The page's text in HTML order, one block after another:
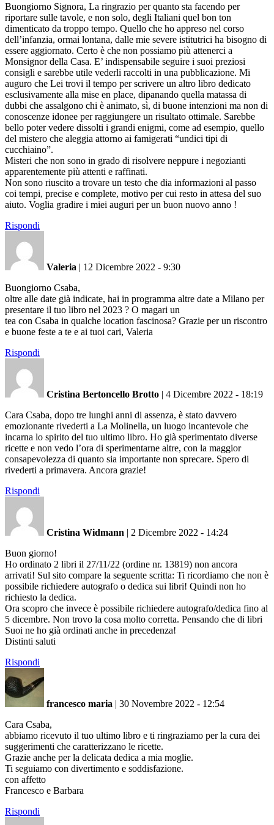
Buongiorno Signora, La ringrazio per quanto sta facendo per
riportare sulle tavole, e non solo, degli Italiani quel bon ton
dimenticato da troppo tempo. Quello che ho appreso nel corso
dell’infanzia, ormai lontana, dalle mie severe istitutrici ha bisogno di
essere aggiornato. Certo è che non possiamo più attenerci a
Monsignor della Casa. E’ indispensabile seguire i suoi preziosi
consigli e sarebbe utile vederli raccolti in una pubblicazione. Mi
auguro che Lei trovi il tempo per scrivere un altro libro dedicato
esclusivamente alla mise en place, dipanando quella matassa di
dubbi che assalgono chi è animato, sì, di buone intenzioni ma non di
conoscenze idonee per raggiungere un risultato ottimale. Sarebbe
bello poter vedere dissolti i grandi enigmi, come ad esempio, quello
del mistero che aleggia attorno ai famigerati “undici tipi di
cucchiaino”.
Misteri che non sono in grado di risolvere neppure i negozianti
apparentemente più attenti e raffinati.
Non sono riuscito a trovare un testo che dia informazioni al passo
coi tempi, precise e complete, motivo per cui resto in attesa del suo
aiuto. Voglia gradire i miei auguri per un buon nuovo anno !
Rispondi
Valeria | 12 Dicembre 2022 - 9:30
Buongiorno Csaba,
oltre alle date già indicate, hai in programma altre date a Milano per
presentare il tuo libro nel 2023 ? O magari un
tea con Csaba in qualche location fascinosa? Grazie per un riscontro
e buone feste a te e ai tuoi cari, Valeria
Rispondi
Cristina Bertoncello Brotto | 4 Dicembre 2022 - 18:19
Cara Csaba, dopo tre lunghi anni di assenza, è stato davvero
emozionante rivederti a La Molinella, un luogo incantevole che
incarna lo spirito del tuo ultimo libro. Ho già sperimentato diverse
ricette e non vedo l’ora di sperimentarne altre, con la maggior
consapevolezza di quanto sia importante non sprecare. Spero di
rivederti a primavera. Ancora grazie!
Rispondi
Cristina Widmann | 2 Dicembre 2022 - 14:24
Buon giorno!
Ho ordinato 2 libri il 27/11/22 (ordine nr. 13819) non ancora
arrivati! Sul sito compare la seguente scritta: Ti ricordiamo che non è
possibile richiedere autografo o dedica sui libri! Quindi non ho
richiesto la dedica.
Ora scopro che invece è possibile richiedere autografo/dedica fino al
5 dicembre. Non trovo la cosa molto corretta. Pensando che di libri
Suoi ne ho già ordinati anche in precedenza!
Distinti saluti
Rispondi
francesco maria | 30 Novembre 2022 - 12:54
Cara Csaba,
abbiamo ricevuto il tuo ultimo libro e ti ringraziamo per la cura dei
suggerimenti che caratterizzano le ricette.
Grazie anche per la delicata dedica a mia moglie.
Ti seguiamo con divertimento e soddisfazione.
con affetto
Francesco e Barbara
Rispondi